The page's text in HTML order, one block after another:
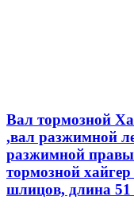
Вал тормозной
,вал разжимной
разжимной
тормозной
шлицов, длина 51